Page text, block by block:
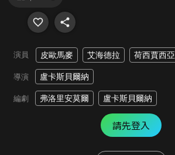
演員 皮歐馬麥 艾海德拉 荷西賈西亞
導演 盧卡斯貝爾納
編劇 弗洛里安莫爾 盧卡斯貝爾納
請先登入